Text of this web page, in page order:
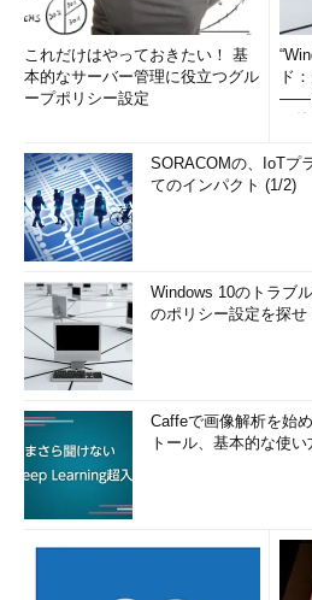
これだけはやっておきたい！ 基
本的なサーバー管理に役立つグル
ープポリシー設定
ド
――
SORACOMの、IoTプ
てのインパクト (1/2)
Windows 10のトラブ
のポリシー設定を探せ
Caffeで画像解析を始
トール、基本的な使い